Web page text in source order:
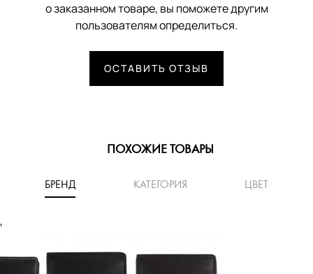
о заказанном товаре, вы поможете другим
пользователям определиться.
ОСТАВИТЬ ОТЗЫВ
ПОХОЖИЕ ТОВАРЫ
БРЕНД КАТЕГОРИЯ ЦВЕТ
'